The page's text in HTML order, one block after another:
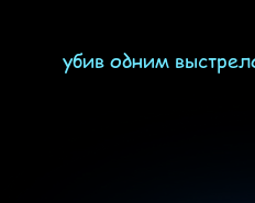
убив одним